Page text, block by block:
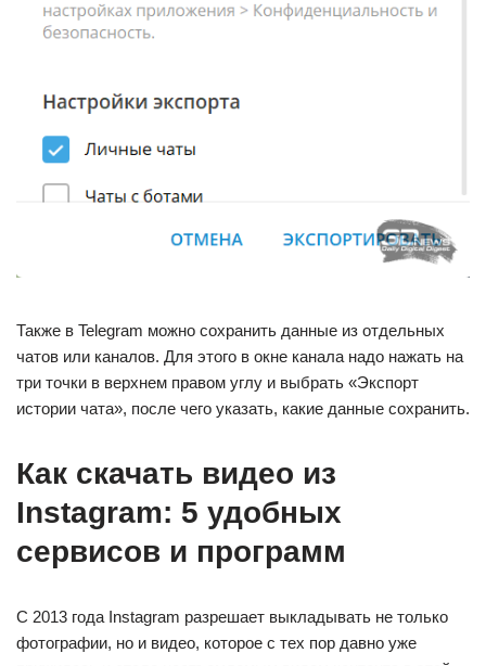
Также в Telegram можно сохранить данные из отдельных
чатов или каналов. Для этого в окне канала надо нажать на
три точки в верхнем правом углу и выбрать «Экспорт
истории чата», после чего указать, какие данные сохранить.
Как скачать видео из
Instagram: 5 удобных
сервисов и программ
C 2013 года Instagram разрешает выкладывать не только
фотографии, но и видео, которое с тех пор давно уже